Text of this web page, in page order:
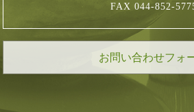
FAX 044-852-
お問い合わせフォ